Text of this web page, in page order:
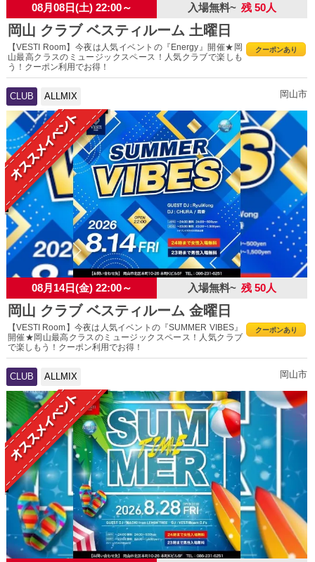
08月08日(土) 22:00～ 入場無料~ 残 50人
岡山 クラブ ベスティルーム 土曜日
クーポンあり
【VESTI Room】今夜は人気イベントの『Energy』開催★岡
山最高クラスのミュージックスペース！人気クラブで楽しも
う！クーポン利用でお得！
CLUB ALLMIX 岡山市
08月14日(金) 22:00～ 入場無料~ 残 50人
岡山 クラブ ベスティルーム 金曜日
クーポンあり
【VESTI Room】今夜は人気イベントの『SUMMER VIBES』
開催★岡山最高クラスのミュージックスペース！人気クラブ
で楽しもう！クーポン利用でお得！
CLUB ALLMIX 岡山市